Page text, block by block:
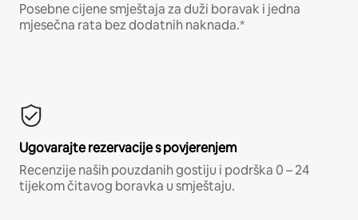
Posebne cijene smještaja za duži boravak i jedna
mjesečna rata bez dodatnih naknada.*
Ugovarajte rezervacije s povjerenjem
Recenzije naših pouzdanih gostiju i podrška 0 – 24
tijekom čitavog boravka u smještaju.